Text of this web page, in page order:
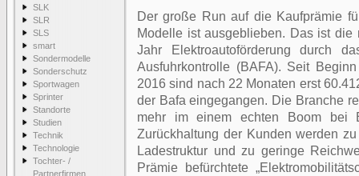
SLK
SLR
SLS
smart
Sondermodelle
Sonderschutz
Sportwagen
Sprinter
Standorte
Studien
Technik
Technologie
Tochter- /
Partnerfirmen
Der große Run auf die Kaufprämie
Modelle ist ausgeblieben. Das ist
Jahr Elektroautoförderung durch
Ausfuhrkontrolle (BAFA). Seit
2016 sind nach 22 Monaten erst
der Bafa eingegangen. Die Branche
mehr im einem echten Boom bei
Zurückhaltung der Kunden werden
Ladestruktur und zu geringe
Prämie befürchtete